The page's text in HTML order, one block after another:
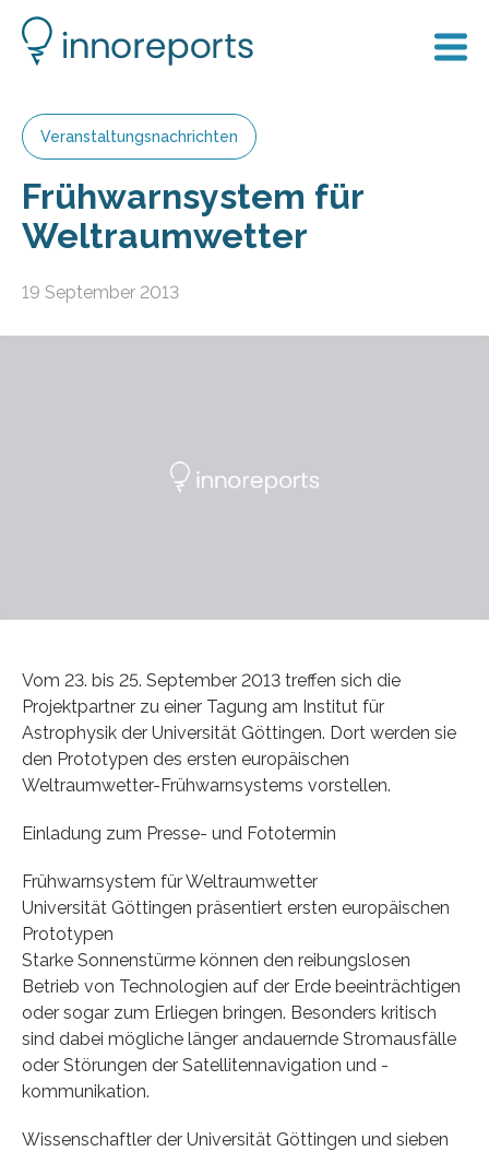
Veranstaltungsnachrichten
Frühwarnsystem für
Weltraumwetter
19 September 2013
Vom 23. bis 25. September 2013 treffen sich die
Projektpartner zu einer Tagung am Institut für
Astrophysik der Universität Göttingen. Dort werden sie
den Prototypen des ersten europäischen
Weltraumwetter-Frühwarnsystems vorstellen.
Einladung zum Presse- und Fototermin
Frühwarnsystem für Weltraumwetter
Universität Göttingen präsentiert ersten europäischen
Prototypen
Starke Sonnenstürme können den reibungslosen
Betrieb von Technologien auf der Erde beeinträchtigen
oder sogar zum Erliegen bringen. Besonders kritisch
sind dabei mögliche länger andauernde Stromausfälle
oder Störungen der Satellitennavigation und -
kommunikation.
Wissenschaftler der Universität Göttingen und sieben